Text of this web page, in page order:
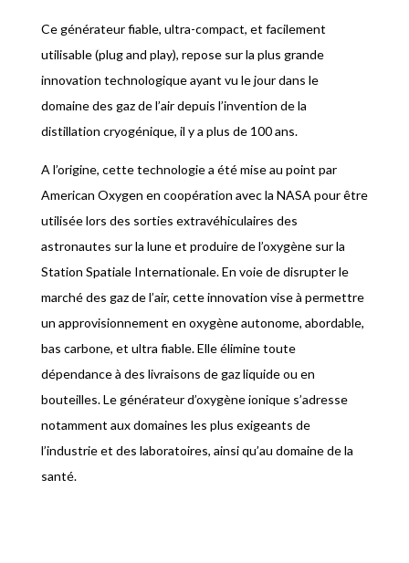
Ce générateur fiable, ultra-compact, et facilement
utilisable (plug and play), repose sur la plus grande
innovation technologique ayant vu le jour dans le
domaine des gaz de l’air depuis l’invention de la
distillation cryogénique, il y a plus de 100 ans.
A l’origine, cette technologie a été mise au point par
American Oxygen en coopération avec la NASA pour être
utilisée lors des sorties extravéhiculaires des
astronautes sur la lune et produire de l’oxygène sur la
Station Spatiale Internationale. En voie de disrupter le
marché des gaz de l’air, cette innovation vise à permettre
un approvisionnement en oxygène autonome, abordable,
bas carbone, et ultra fiable. Elle élimine toute
dépendance à des livraisons de gaz liquide ou en
bouteilles. Le générateur d’oxygène ionique s’adresse
notamment aux domaines les plus exigeants de
l’industrie et des laboratoires, ainsi qu’au domaine de la
santé.